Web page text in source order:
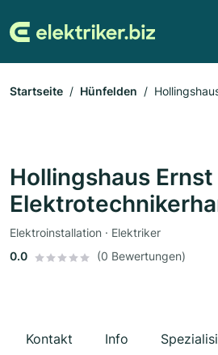
Startseite Hünfelden
Hollingshaus
Elektroinstallation · Elektriker
0.0
(0 Bewertungen)
Kontakt Info